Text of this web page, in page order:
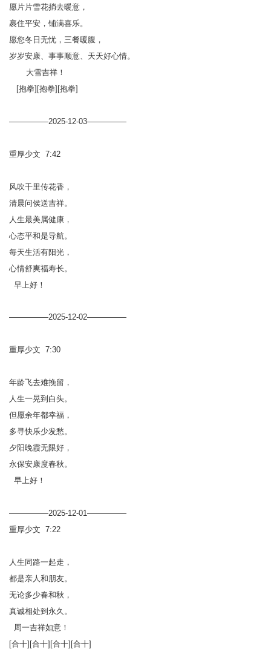
愿片片雪花捎去暖意，
裹住平安，铺满喜乐。
愿您冬日无忧，三餐暖腹，
岁岁安康、事事顺意、天天好心情。
大雪吉祥！
[抱拳][抱拳][抱拳]
—————2025-12-03—————
重厚少文 7:42
风吹千里传花香，
清晨问侯送吉祥。
人生最美属健康，
心态平和是导航。
每天生活有阳光，
心情舒爽福寿长。
早上好！
—————2025-12-02—————
重厚少文 7:30
年龄飞去难挽留，
人生一晃到白头。
但愿余年都幸福，
多寻快乐少发愁。
夕阳晚霞无限好，
永保安康度春秋。
早上好！
—————2025-12-01—————
重厚少文 7:22
人生同路一起走，
都是亲人和朋友。
无论多少春和秋，
真诚相处到永久。
周一吉祥如意！
[合十][合十][合十][合十]